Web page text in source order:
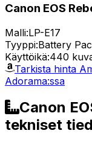
Canon EOS
Malli:LP-E17
Tyyppi:Battery
Käyttöikä:440
Tarkista hinta
Adorama:ssa
Canon
tekniset